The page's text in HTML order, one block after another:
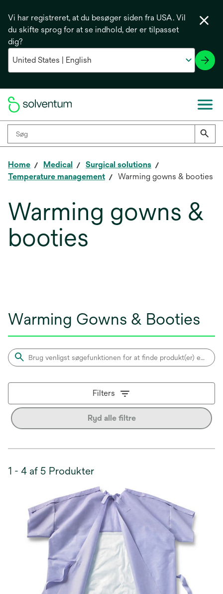
Vi har registreret, at du besøger siden fra USA. Vil
du skifte sprog for at se indhold, der er tilpasset
dig?
Home Medical
Surgical solutions
Temperature management
Warming gowns & booties
Warming gowns &
booties
Warming Gowns & Booties
Filters
Ryd alle filtre
1 - 4 af 5 Produkter